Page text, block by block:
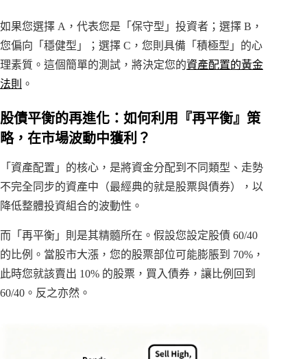
如果您選擇 A，代表您是「保守型」投資者；選擇 B，
您偏向「穩健型」；選擇 C，您則具備「積極型」的心
理素質。這個簡單的測試，將決定您的資產配置的黃金
法則 。
股債平衡的再進化：如何利用『再平衡』策
略，在市場波動中獲利？
「資產配置」的核心，是將資金分配到不同類型、走勢
不完全同步的資產中（最經典的就是股票與債券），以
降低整體投資組合的波動性。
而「再平衡」則是其精髓所在。假設您設定股債 60/40
的比例。當股市大漲，您的股票部位可能膨脹到 70%，
此時您就該賣出 10% 的股票，買入債券，讓比例回到
60/40。反之亦然。